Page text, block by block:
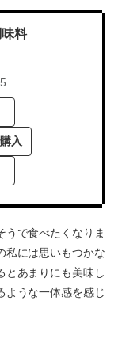
料
入
うで食べたくなりま
私には思いもつかな
とあまりにも美味し
ような一体感を感じ